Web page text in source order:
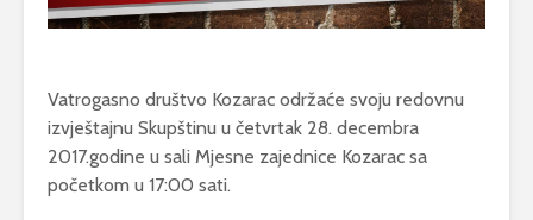
Vatrogasno društvo Kozarac održaće svoju redovnu
izvještajnu Skupštinu u četvrtak 28. decembra
2017.godine u sali Mjesne zajednice Kozarac sa
početkom u 17:00 sati.